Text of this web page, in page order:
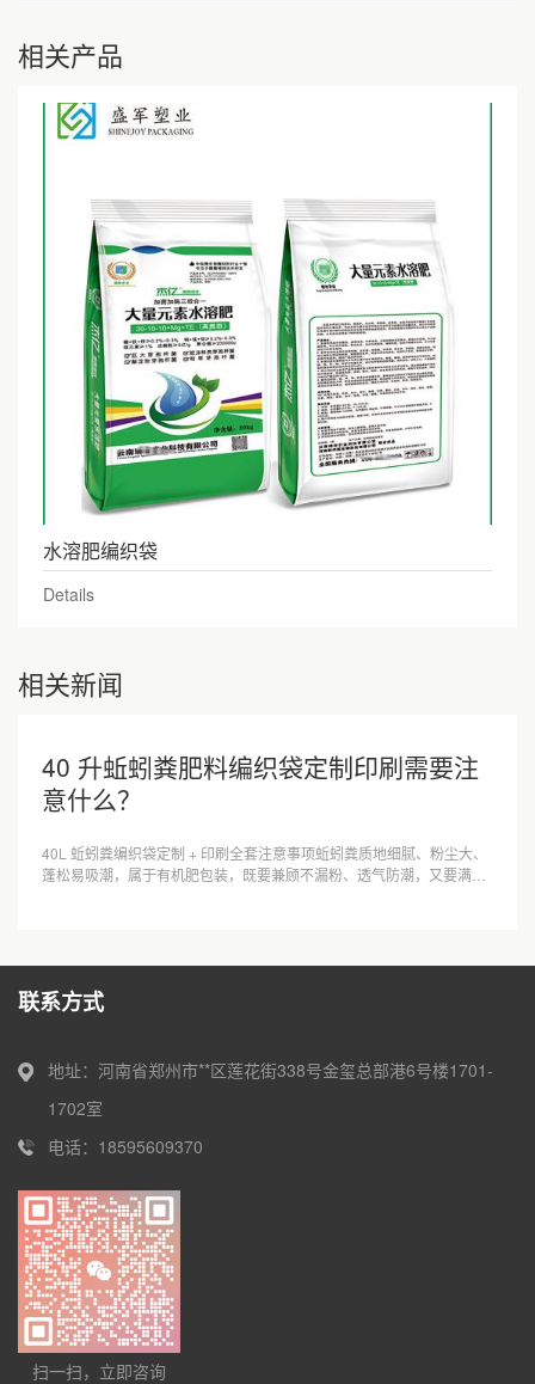
相关产品
水溶肥编织袋
Details
相关新闻
40 升蚯蚓粪肥料编织袋定制印刷需要注
意什么？
40L 蚯蚓粪编织袋定制 + 印刷全套注意事项蚯蚓粪质地细腻、粉尘大、
蓬松易吸潮，属于有机肥包装，既要兼顾不漏粉、透气防潮，又要满足
联系方式
地址：河南省郑州市**区莲花街338号金玺总部港6号楼1701-
1702室
电话：18595609370
扫一扫，立即咨询